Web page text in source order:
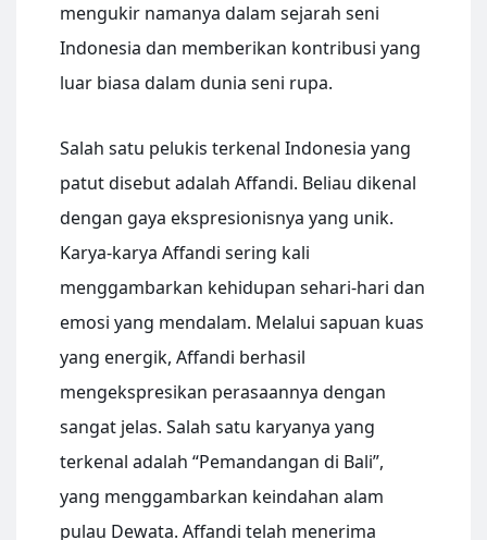
mengukir namanya dalam sejarah seni
Indonesia dan memberikan kontribusi yang
luar biasa dalam dunia seni rupa.
Salah satu pelukis terkenal Indonesia yang
patut disebut adalah Affandi. Beliau dikenal
dengan gaya ekspresionisnya yang unik.
Karya-karya Affandi sering kali
menggambarkan kehidupan sehari-hari dan
emosi yang mendalam. Melalui sapuan kuas
yang energik, Affandi berhasil
mengekspresikan perasaannya dengan
sangat jelas. Salah satu karyanya yang
terkenal adalah “Pemandangan di Bali”,
yang menggambarkan keindahan alam
pulau Dewata. Affandi telah menerima